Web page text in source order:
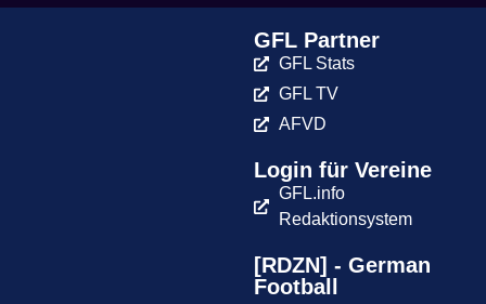
GFL Partner
GFL Stats
GFL TV
AFVD
Login für Vereine
GFL.info
Redaktionsystem
[RDZN] - German
Football